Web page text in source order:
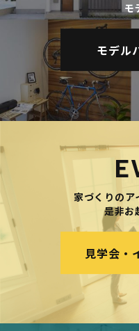
モ
モデル
家づくりのア
是非お
見学会・